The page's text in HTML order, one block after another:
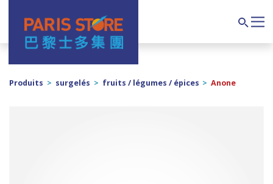
Navigation principale
Produits > surgelés > fruits / légumes / épices > Anone